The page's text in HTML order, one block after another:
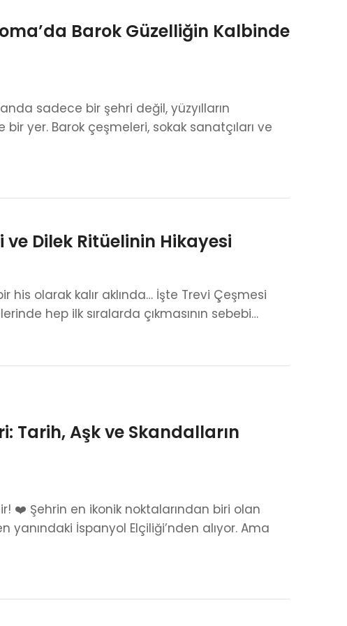
Barok Güzelliğin Kalbinde
sadece bir şehri değil, yüzyılların
yer. Barok çeşmeleri, sokak sanatçıları ve
ve Dilek Ritüelinin Hikayesi
his olarak kalır aklında… İşte Trevi Çeşmesi
hep ilk sıralarda çıkmasının sebebi…
Tarih, Aşk ve Skandalların
❤️ Şehrin en ikonik noktalarından biri olan
yanındaki İspanyol Elçiliği’nden alıyor. Ama